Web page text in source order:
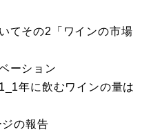
てその2「ワインの市場
ーション
年に飲むワインの量は
の報告